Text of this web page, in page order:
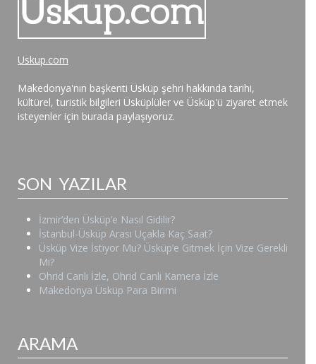
Uskup.com
Makedonya'nın başkenti Üsküp şehri hakkında tarihi,
kültürel, turistik bilgileri Üsküplüler ve Üsküp'ü ziyaret etmek
isteyenler için burada paylaşıyoruz.
SON YAZILAR
İzmir’den Üsküp’e Nasıl Gidilir?
İstanbul-Üsküp Arası Uçakla Kaç Saat?
Üsküp Vize İstiyor Mu? Üsküp’e Gitmek İçin Vize Gerekli
Mi?
Ohrid Canlı İzle, Ohrid Canlı Kamera İzle
Makedonya Üsküp Para Birimi
ARAMA